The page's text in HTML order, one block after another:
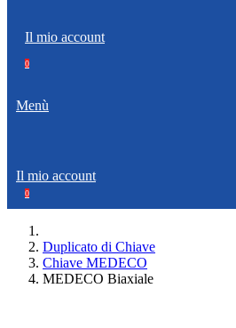
Il mio account
0
Menù
Il mio account
0
Duplicato di Chiave
Chiave MEDECO
MEDECO Biaxiale